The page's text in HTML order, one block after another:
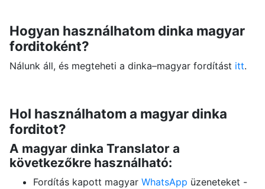
Hogyan használhatom dinka magyar
forditoként?
Nálunk áll, és megteheti a dinka–magyar fordítást itt.
Hol használhatom a magyar dinka
forditot?
A magyar dinka Translator a
következőkre használható:
Fordítás kapott magyar WhatsApp üzeneteket -